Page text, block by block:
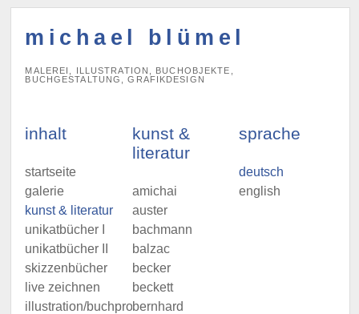
michael blümel
MALEREI, ILLUSTRATION, BUCHOBJEKTE,
BUCHGESTALTUNG, GRAFIKDESIGN
inhalt
startseite
galerie
kunst & literatur
unikatbücher I
unikatbücher II
skizzenbücher
live zeichnen
illustration/buchprojekte
kunst &
literatur
amichai
auster
bachmann
balzac
becker
beckett
bernhard
sprache
deutsch
english